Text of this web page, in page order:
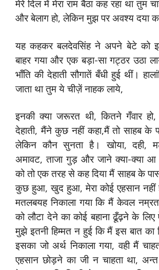
मेरे दिल में मेरा राम बैठा कह रहा था तुम
और बेलाग हो, लेकिन मुझ पर अवश्य दया
यह कहकर बलदेवसिंह ने अपने बेटे को
बाहर गया और एक बड़ा-सा गट्ठर उठा
भाँति की देहाती सौगातें बँधी हुई थीं।
जाता था तुम ये चीज़ें नाहक लाये,
इनकी क्या जरूरत थी, कितने गँवार
देहाती, मैंने कुछ नहीं कहा,मैं तो साहब के
लेकिन कौन सुनता है। खोया, दही,
अमावट, ताजा गुड़ और जाने क्या-क्या
को तो एक तरह से कह दिया मैं साहब के
कुछ हुआ, खुद हुआ, मेरा कोई एहसान
मतलबयह निकाला गया कि मैं केवल
को लौटा देने का कोई बहाना ढूँढ़ने के लिए
मुझे इतनी हिम्मत न हुई कि मैं इस बात का
इसका जो अर्थ निकाला गया, वही मैं
एहसान छोड़ने का जी न चाहता था,